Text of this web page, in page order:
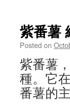
紫番薯
Posted on
紫番薯
種。它
番薯的